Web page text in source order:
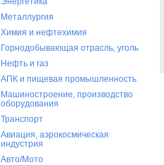
Металлургия
Химия и нефтехимия
Горнодобывающая отрасль, уголь
Нефть и газ
АПК и пищевая промышленность
Машиностроение, производство
оборудования
Транспорт
Авиация, аэрокосмическая
индустрия
Авто/Мото